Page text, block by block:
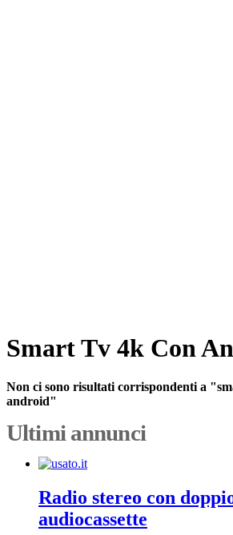
Smart Tv 4k Con
Non ci sono risultati corrispondenti a
android"
Ultimi annunci
Radio stereo con
audiocassette